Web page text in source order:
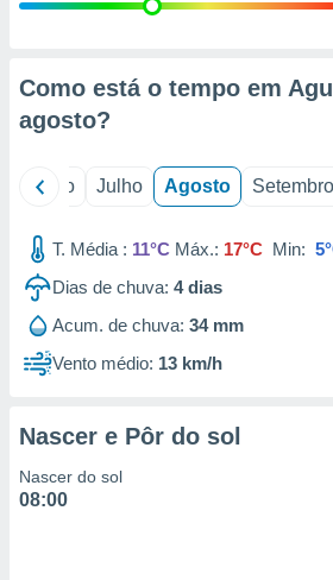
estudos
1199
Como está o tempo em
agosto?
Junho Julho Agosto Setembro
T. Média : 11°C Máx.: 17°C Min:
Dias de chuva: 4dias
Acum. de chuva: 34 mm
Vento médio: 13 km/h
Nascer e Pôr do sol
Nascer do sol
08:00